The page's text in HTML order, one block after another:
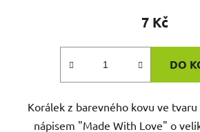
7 Kč
DO
Korálek z barevného kovu ve
nápisem "Made With Love" o